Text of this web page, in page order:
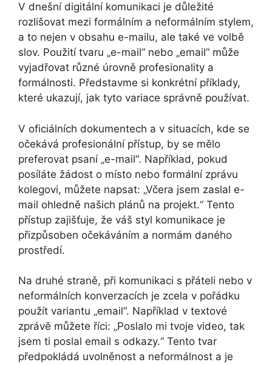
V dnešní digitální komunikaci je důležité
rozlišovat mezi formálním a neformálním stylem,
a to nejen v obsahu e-mailu, ale také ve volbě
slov. Použití tvaru „e-mail“ nebo „email“ může
vyjadřovat různé úrovně profesionality a
formálnosti. Představme si konkrétní příklady,
které ukazují, jak tyto variace správně používat.
V oficiálních dokumentech a v situacích, kde se
očekává profesionální přístup, by se mělo
preferovat psaní „e-mail“. Například, pokud
posíláte žádost o místo nebo formální zprávu
kolegovi, můžete napsat: „Včera jsem zaslal e-
mail ohledně našich plánů na projekt.“ Tento
přístup zajišťuje, že váš styl komunikace je
přizpůsoben očekáváním a normám daného
prostředí.
Na druhé straně, při komunikaci s přáteli nebo v
neformálních konverzacích je zcela v pořádku
použít variantu „email“. Například v textové
zprávě můžete říci: „Poslalo mi tvoje video, tak
jsem ti poslal email s odkazy.“ Tento tvar
předpokládá uvolněnost a neformálnost a je